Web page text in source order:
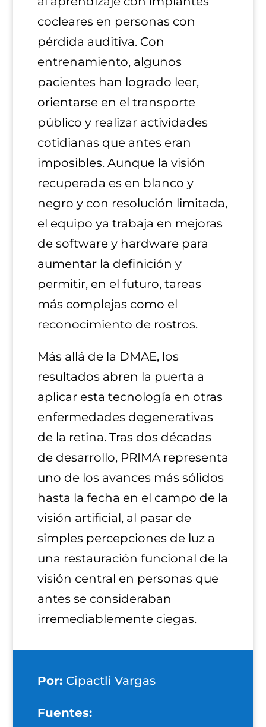
cocleares en personas con
pérdida auditiva. Con
entrenamiento, algunos
pacientes han logrado leer,
orientarse en el transporte
público y realizar actividades
cotidianas que antes eran
imposibles. Aunque la visión
recuperada es en blanco y
negro y con resolución limitada,
el equipo ya trabaja en mejoras
de software y hardware para
aumentar la definición y
permitir, en el futuro, tareas
más complejas como el
reconocimiento de rostros.
Más allá de la DMAE, los
resultados abren la puerta a
aplicar esta tecnología en otras
enfermedades degenerativas
de la retina. Tras dos décadas
de desarrollo, PRIMA representa
uno de los avances más sólidos
hasta la fecha en el campo de la
visión artificial, al pasar de
simples percepciones de luz a
una restauración funcional de la
visión central en personas que
antes se consideraban
irremediablemente ciegas.
Por: Cipactli Vargas
Fuentes: